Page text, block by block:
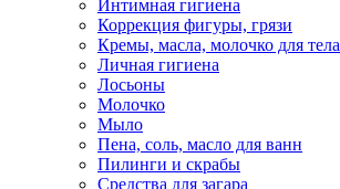
Интимная гигиена
Коррекция фигуры, грязи
Кремы, масла, молочко для тела
Личная гигиена
Лосьоны
Молочко
Мыло
Пена, соль, масло для ванн
Пилинги и скрабы
Средства для загара